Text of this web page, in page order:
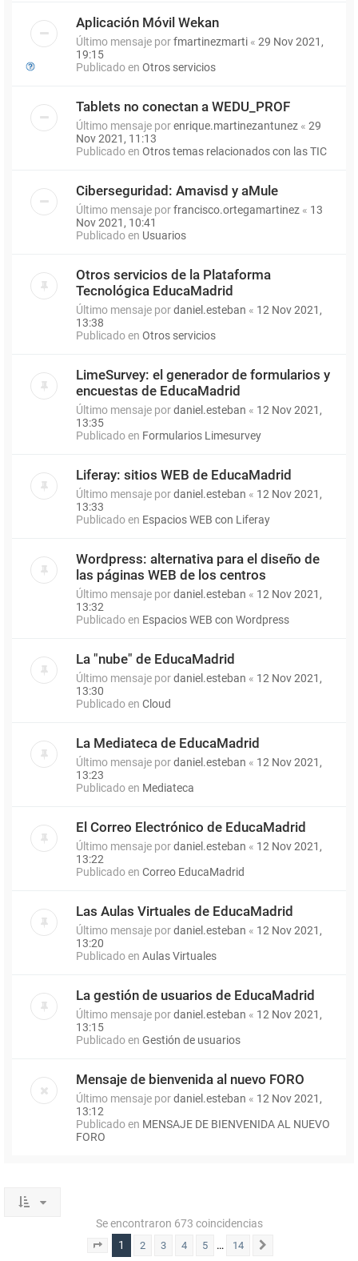
Aplicación Móvil Wekan
Último mensaje porfmartinezmarti « 29 Nov 2021,
19:15
Publicado en Otros servicios
Tablets no conectan a WEDU_PROF
Último mensaje porenrique.martinezantunez « 29
Nov 2021, 11:13
Publicado en Otros temas relacionados con las TIC
Ciberseguridad: Amavisd y aMule
Último mensaje porfrancisco.ortegamartinez « 13
Nov 2021, 10:41
Publicado en Usuarios
Otros servicios de la Plataforma
Tecnológica EducaMadrid
Último mensaje pordaniel.esteban « 12 Nov 2021,
13:38
Publicado en Otros servicios
LimeSurvey: el generador de formularios y
encuestas de EducaMadrid
Último mensaje pordaniel.esteban « 12 Nov 2021,
13:35
Publicado en Formularios Limesurvey
Liferay: sitios WEB de EducaMadrid
Último mensaje pordaniel.esteban « 12 Nov 2021,
13:33
Publicado en Espacios WEB con Liferay
Wordpress: alternativa para el diseño de
las páginas WEB de los centros
Último mensaje pordaniel.esteban « 12 Nov 2021,
13:32
Publicado en Espacios WEB con Wordpress
La "nube" de EducaMadrid
Último mensaje pordaniel.esteban « 12 Nov 2021,
13:30
Publicado en Cloud
La Mediateca de EducaMadrid
Último mensaje pordaniel.esteban « 12 Nov 2021,
13:23
Publicado en Mediateca
El Correo Electrónico de EducaMadrid
Último mensaje pordaniel.esteban « 12 Nov 2021,
13:22
Publicado en Correo EducaMadrid
Las Aulas Virtuales de EducaMadrid
Último mensaje pordaniel.esteban « 12 Nov 2021,
13:20
Publicado en Aulas Virtuales
La gestión de usuarios de EducaMadrid
Último mensaje pordaniel.esteban « 12 Nov 2021,
13:15
Publicado en Gestión de usuarios
Mensaje de bienvenida al nuevo FORO
Último mensaje pordaniel.esteban « 12 Nov 2021,
13:12
Publicado en MENSAJE DE BIENVENIDA AL NUEVO
FORO
Se encontraron 673 coincidencias
Página 1de 14
1 2 3 4 5 … 14